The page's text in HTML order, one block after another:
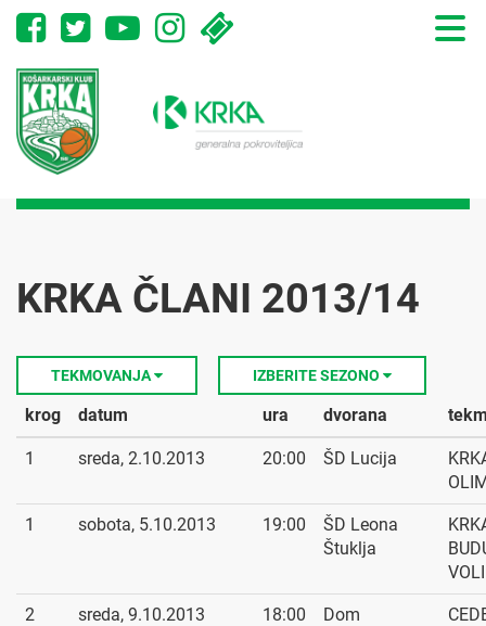
Toggle
KRKA ČLANI 2013/14
TEKMOVANJA IZBERITE SEZONO
krog datum ura dvorana
1 sreda, 2.10.2013 20:00 ŠD Lucija
1 sobota, 5.10.2013 19:00
ŠD Leona
Štuklja
VOLI
2 sreda, 9.10.2013 18:00
Dom